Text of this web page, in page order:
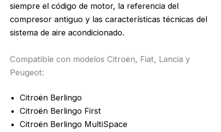
siempre el código de motor, la referencia del
compresor antiguo y las características técnicas del
sistema de aire acondicionado.
Compatible con modelos Citroën, Fiat, Lancia y
Peugeot:
Citroën Berlingo
Citroën Berlingo First
Citroën Berlingo MultiSpace